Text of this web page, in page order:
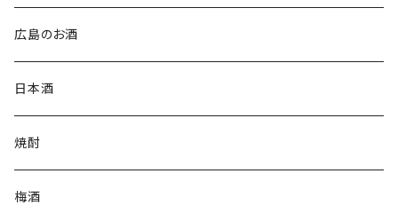
広島のお酒
日本酒
焼酎
梅酒